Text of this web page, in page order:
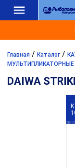
Главная / Каталог /
МУЛЬТИПЛИКАТОРНЫЕ
DAIWA